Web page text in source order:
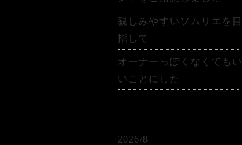
親しみやすいソムリエを目
指して
オーナーっぽくなくてもい
いことにした
2026/8